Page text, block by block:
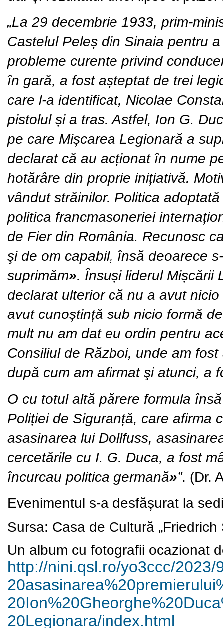
„La 29 decembrie 1933, prim-
Castelul Peleș din Sinaia pentru
probleme curente privind
în gară, a fost așteptat de trei
care l-a identificat, Nicolae
pistolul și a tras. Astfel, Ion G.
pe care Mișcarea Legionară a
declarat că au acționat în nume
hotărâre din proprie inițiativă.
vândut străinilor. Politica
politica francmasoneriei
de Fier din România. Recunosc
şi de om capabil, însă deoarece
suprimăm». Însuși liderul Mișcării
declarat ulterior că nu a avut
avut cunoștință sub nicio formă
mult nu am dat eu ordin pentru
Consiliul de Război, unde am
după cum am afirmat şi atunci, a
O cu totul altă părere formula
Poliției de Siguranță, care afirma
asasinarea lui Dollfuss,
cercetările cu I. G. Duca, a fost
încurcau politica germană»”. (Dr.
Evenimentul s-a desfășurat la
Sursa: Casa de Cultură „Friedrich
Un album cu fotografii ocazionat
http://nini.qsl.ro/yo3ccc/2023/
20Legionara/index.html